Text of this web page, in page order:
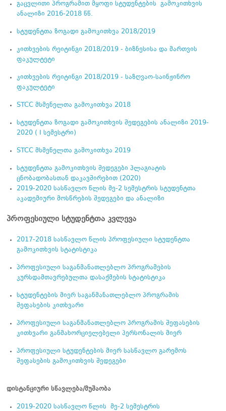
გაცვლითი პროგრამით მყოფი სტუდენტების გამოკითხვის
ანალიზი 2016-2018 წწ.
სტუდენტთა ზოგადი გამოკითხვა 2018/2019
კითხვების რეიტინგი 2018/2019 - ბიზნესისა და მართვის
ფაკულტეტი
კითხვების რეიტინგი 2018/2019 - საზღვაო-საინჟინრო
ფაკულტეტი
STCC მსმენელთა გამოკითხვა 2018
სტუდენტთა ზოგადი გამოკითხვის შედეგების ანალიზი 2019-
2020 ( I სემესტრი)
STCC მსმენელთა გამოკითხვა 2019
სტუდენტთა გამოკითხვის შედეგები პლაგიატის
ცნობადობასთან დაკავშირებით (2020)
2019-2020 სასწავლო წლის მე-2 სემესტრის სტუდენტთა
აკადემიური მოსწრების შედეგები და ანალიზი
პროფესიული სტუდენტთა კვლევა
2017-2018 სასწავლო წლის პროფესიული სტუდენტთა
გამოკითხვის სტატისტიკა
პროფესიული საგანმანათლებლო პროგრამების
კურსდამთავრებულთა დასაქმების სტატისტიკა
სტუდენტების მიერ საგანმანათლებლო პროგრამის
შეფასების კითხვარი
პროფესიული საგანმანათლებლო პროგრამის შეფასების
კითხვარი განმახორციელებელი პერსონალის მიერ
პროფესიული სტუდენტების მიერ სასწავლო გარემოს
შეფასების გამოკითხვის შედეგები
დისტანციური სწავლება/მუშაობა
2019-2020 სასწავლო წლის მე-2 სემესტრის